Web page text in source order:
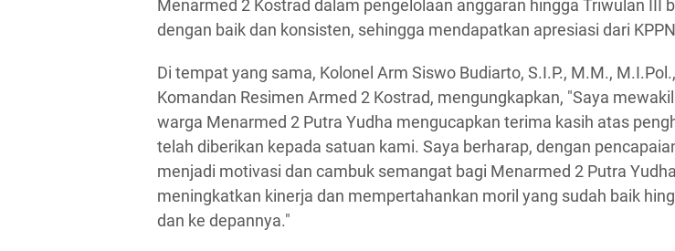
Menarmed 2 Kostrad dalam pengelolaan anggaran hingga Triwulan III
dengan baik dan konsisten, sehingga mendapatkan apresiasi dari
Di tempat yang sama, Kolonel Arm Siswo Budiarto, S.I.P., M.M.,
Komandan Resimen Armed 2 Kostrad, mengungkapkan, "Saya
warga Menarmed 2 Putra Yudha mengucapkan terima kasih atas
telah diberikan kepada satuan kami. Saya berharap, dengan
menjadi motivasi dan cambuk semangat bagi Menarmed 2 Putra
meningkatkan kinerja dan mempertahankan moril yang sudah baik
dan ke depannya."